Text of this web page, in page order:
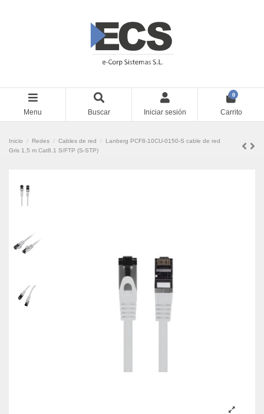
Menu Buscar Iniciar sesión
0
Carrito
Inicio Redes Cables de red
Lanberg PCF8-10CU-0150-S cable de red
Gris 1,5 m Cat8.1 S/FTP (S-STP)